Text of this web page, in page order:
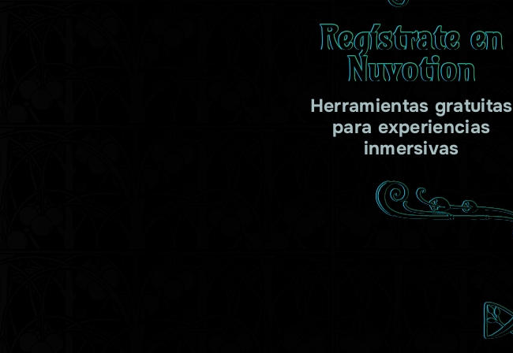
Regístrate en
Nuvotion
Herramientas gratuitas
para experiencias
inmersivas